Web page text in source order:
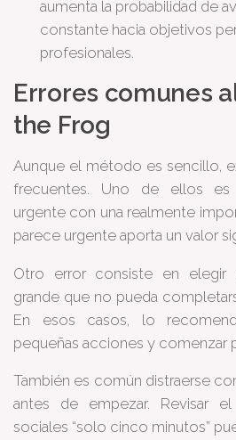
aumenta la probabilidad de
constante hacia objetivos
profesionales.
Errores comunes
the Frog
Aunque el método es sencillo,
frecuentes. Uno de ellos es
urgente con una realmente
parece urgente aporta un valor
Otro error consiste en elegir
grande que no pueda
En esos casos, lo
pequeñas acciones y comenzar
También es común distraerse
antes de empezar. Revisar
sociales “solo cinco minutos”